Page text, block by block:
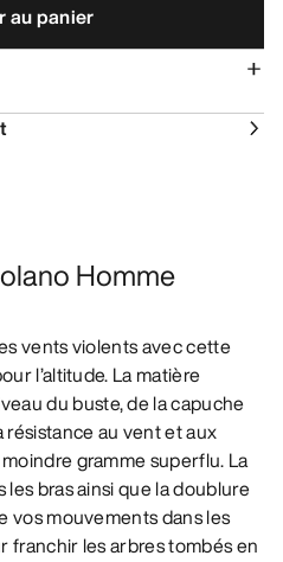
au panier
Homme
vents violents avec cette
l’altitude. La matière
du buste, de la capuche
au vent et aux
gramme superflu. La
bras ainsi que la doublure
vos mouvements dans les
franchir les arbres tombés en